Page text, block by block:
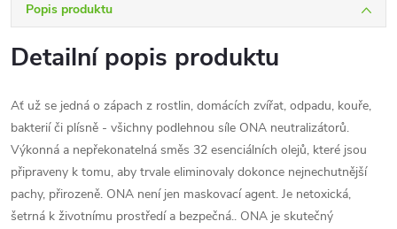
Popis produktu
Detailní popis produktu
Ať už se jedná o zápach z rostlin, domácích zvířat, odpadu, kouře,
bakterií či plísně - všichny podlehnou síle ONA neutralizátorů.
Výkonná a nepřekonatelná směs 32 esenciálních olejů, které jsou
připraveny k tomu, aby trvale eliminovaly dokonce nejnechutnější
pachy, přirozeně. ONA není jen maskovací agent. Je netoxická,
šetrná k životnímu prostředí a bezpečná.. ONA je skutečný